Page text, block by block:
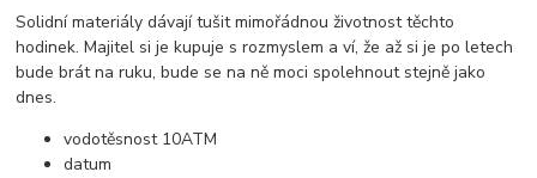
Solidní materiály dávají tušit mimořádnou životnost těchto
hodinek. Majitel si je kupuje s rozmyslem a ví, že až si je po letech
bude brát na ruku, bude se na ně moci spolehnout stejně jako
dnes.
vodotěsnost 10ATM
datum